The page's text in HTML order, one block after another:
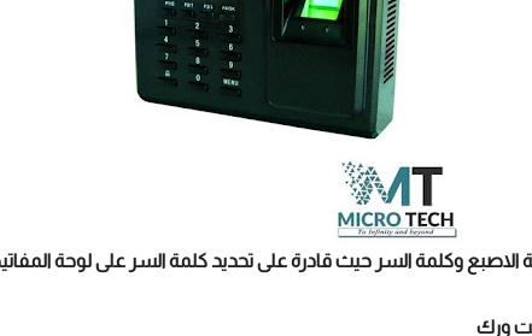
وكلمة السر حيث قادرة على تحديد كلمة السر على لوحة المفاتيح سعة
ورك